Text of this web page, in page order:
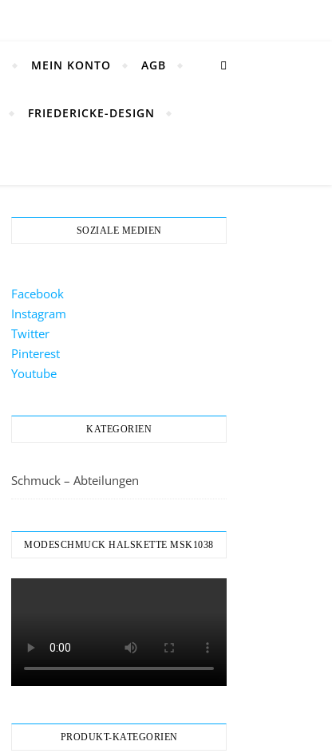
MEIN KONTO AGB
FRIEDERICKE-DESIGN
SOZIALE MEDIEN
Facebook
Instagram
Twitter
Pinterest
Youtube
KATEGORIEN
Schmuck – Abteilungen
MODESCHMUCK HALSKETTE MSK1038
PRODUKT-KATEGORIEN